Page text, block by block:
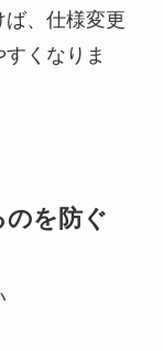
、仕様変更
くなりま
を防ぐ